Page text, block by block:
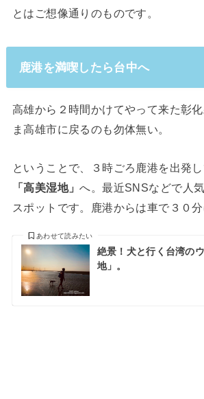
とはご想像通りのものです。
鹿港を満喫したら台中へ
高雄から２時間かけてやって来た彰
ま高雄市に戻るのも勿体無い。
ということで、３時ごろ鹿港を出発
「高美湿地」へ。最近SNSなどで人
スポットです。鹿港からは車で３０分
絶景！犬と行く台湾の
地」。
あわせて読みたい